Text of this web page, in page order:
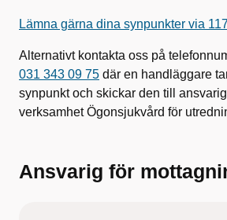
Lämna gärna dina synpunkter via
Alternativt kontakta oss på
031 343 09 75 där en handläggare
synpunkt och skickar den till
verksamhet Ögonsjukvård för
Ansvarig för